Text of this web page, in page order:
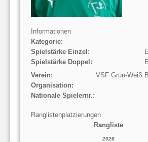
Informationen
Kategorie:
Spielstärke Einzel:
Spielstärke Doppel:
Verein:
VSF Grün-Weiß
Organisation:
Nationale Spielernr.:
Ranglistenplatzierungen
Rangliste
2026